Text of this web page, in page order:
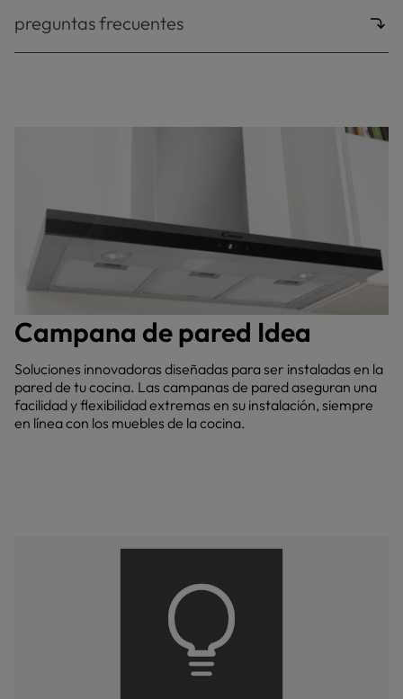
preguntas frecuentes
Campana de pared Idea
Soluciones innovadoras diseñadas para ser instaladas en la
pared de tu cocina. Las campanas de pared aseguran una
facilidad y flexibilidad extremas en su instalación, siempre
en línea con los muebles de la cocina.